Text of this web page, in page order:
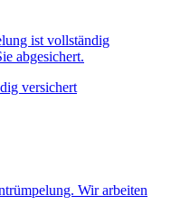
ist vollständig
abgesichert.
Wir arbeiten